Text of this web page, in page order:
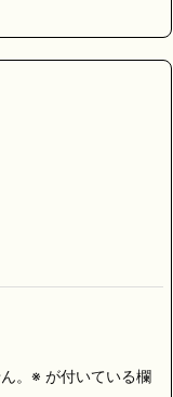
。 ※ が付いている欄